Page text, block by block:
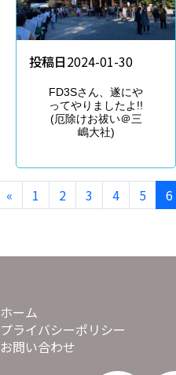
投稿日2024-01-30
FD3Sさん、遂にや
ってやりましたよ!!
(厄除けお祓い＠三
嶋大社)
« 1 2 3 4 5 6
ホーム
プライバシーポリシー
お問い合わせ